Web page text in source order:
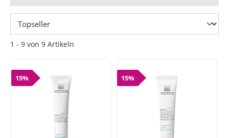
1 - 9 von 9 Artikeln
15% 15%